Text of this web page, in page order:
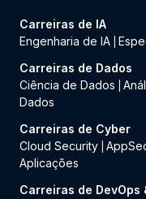
Carreiras de IA
Engenharia de IA
Carreiras de Dados
Ciência de Dados
Dados
Carreiras de Cyber
Cloud Security
Aplicações
Carreiras de DevOps